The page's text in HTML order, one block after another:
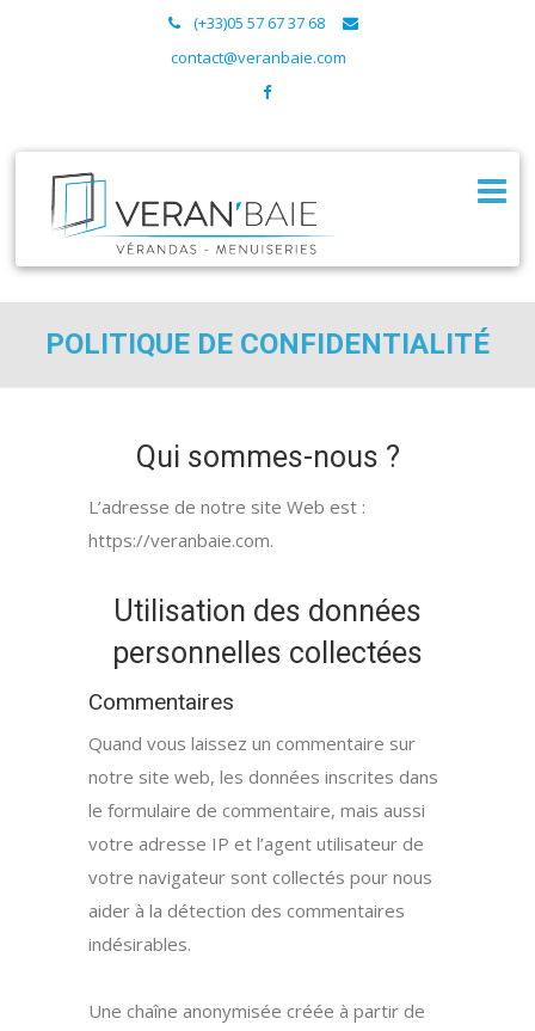
(+33)05 57 67 37 68
contact@veranbaie.com
POLITIQUE DE CONFIDENTIALITÉ
Qui sommes-nous ?
L’adresse de notre site Web est :
https://veranbaie.com.
Utilisation des données
personnelles collectées
Commentaires
Quand vous laissez un commentaire sur
notre site web, les données inscrites dans
le formulaire de commentaire, mais aussi
votre adresse IP et l’agent utilisateur de
votre navigateur sont collectés pour nous
aider à la détection des commentaires
indésirables.
Une chaîne anonymisée créée à partir de